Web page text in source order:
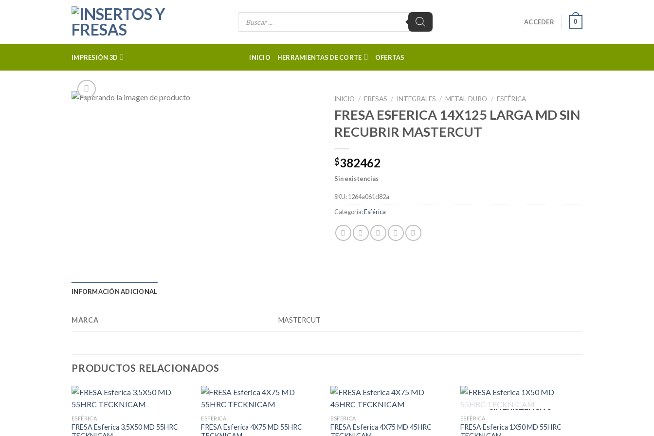
Búsqueda
ACCEDER 0
IMPRESIÓN 3D INICIO HERRAMIENTAS DE CORTE OFERTAS
INICIO / FRESAS / INTEGRALES / METAL DURO / ESFÉRICA
FRESA ESFERICA 14X125 LARGA MD SIN
RECUBRIR MASTERCUT
$382462
Sin existencias
SKU:1264a061d82a
Categoría:Esférica
INFORMACIÓN ADICIONAL
MARCA MASTERCUT
PRODUCTOS RELACIONADOS
ESFÉRICA
FRESA Esferica 3,5X50 MD 55HRC
ESFÉRICA
FRESA Esferica 4X75 MD 55HRC
ESFÉRICA
FRESA Esferica 4X75 MD 45HRC
SIN EXISTENCIAS
ESFÉRICA
FRESA Esferica 1X50 MD 55HRC